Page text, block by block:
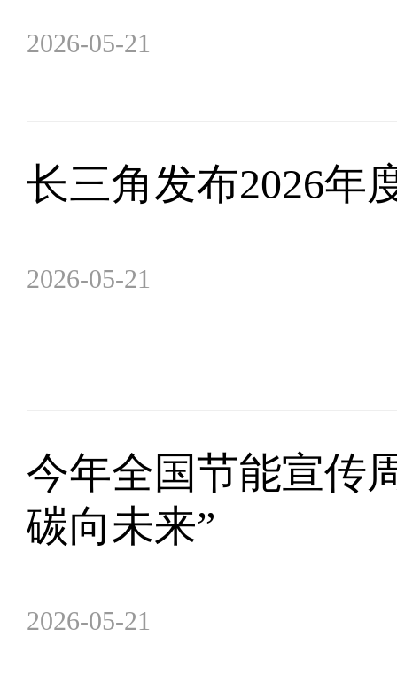
2026-05-21
长三角发布2026年
2026-05-21
今年全国节能宣传
碳向未来”
2026-05-21